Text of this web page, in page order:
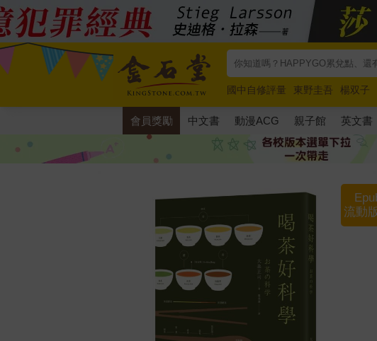
國中自修評量 東野圭吾 楊双子
唯紅花綻放
奧德賽 路邊攤新作
會員獎勵 中文書 動漫ACG 親子館 英文書
流動